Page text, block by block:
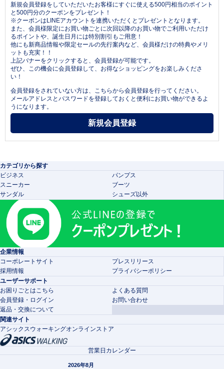
新規会員登録をしていただいたお客様にすぐに使える500円相当のポイント
と500円分のクーポンをプレゼント！
※クーポンはLINEアカウントを連携いただくとプレゼントとなります。
また、会員様限定にお買い物ごとに次回以降のお買い物でご利用いただけ
るポイントや、誕生日月には特別割引もご用意！
他にも新商品情報や限定セールの先行案内など、会員様だけの特典やメリ
ットも充実！！
上記バナーをクリックすると、会員登録が可能です。
ぜひ、この機会に会員登録して、お得なショッピングをお楽しみくださ
い！
会員登録をされていない方は、こちらから会員登録を行ってください。
メールアドレスとパスワードを登録しておくと便利にお買い物ができるよ
うになります。
カテゴリから探す
ビジネス
パンプス
スニーカー
ブーツ
サンダル
シューズ以外
企業情報
コーポレートサイト
プレスリリース
採用情報
プライバシーポリシー
ユーザーサポート
お困りごとはこちら
よくある質問
会員登録・ログイン
お問い合わせ
返品・交換について
関連サイト
アシックスウォーキングオンラインストア
営業日カレンダー
2026年8月